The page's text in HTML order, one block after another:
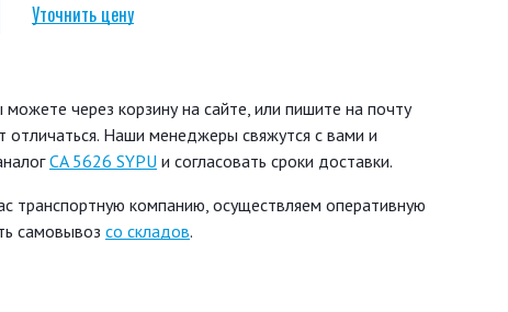
Уточнить цену
через корзину на сайте, или пишите на почту
отличаться. Наши менеджеры свяжутся с вами и
CA 5626 SYPU и согласовать сроки доставки.
компанию, осуществляем оперативную
самовывоз со складов.